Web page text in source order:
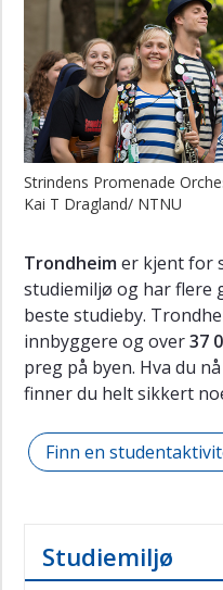
Strindens Promenade
Kai T Dragland/ NTNU
Trondheimer kjent for
studiemiljø og har flere
beste studieby.
innbyggere og over37
preg på byen. Hva du
finner du helt sikkert
Finn en
Studiemiljø